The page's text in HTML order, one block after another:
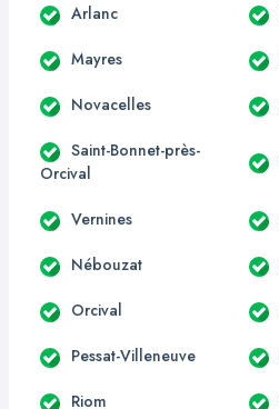
Arlanc
Mayres
Novacelles
Saint-Bonnet-près-
Orcival
Vernines
Nébouzat
Orcival
Pessat-Villeneuve
Riom